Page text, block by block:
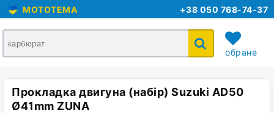
MOTOTEMA +38 050 768-74-37
обране
кошик
Прокладка двигуна (набір) Suzuki AD50
Ø41mm ZUNA